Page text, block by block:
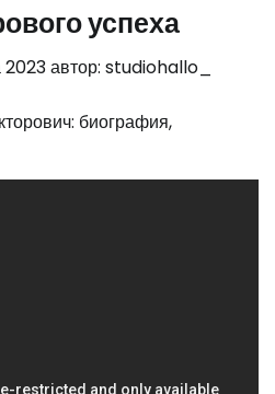
успеха
2023автор: studiohallo_